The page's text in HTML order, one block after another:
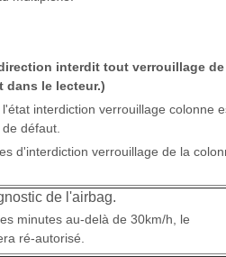
interdit tout verrouillage
dans le lecteur.)
interdiction verrouillage colonne
défaut.
d'interdiction verrouillage de la
de l'airbag.
minutes au-delà de 30km/h, le
ré-autorisé.